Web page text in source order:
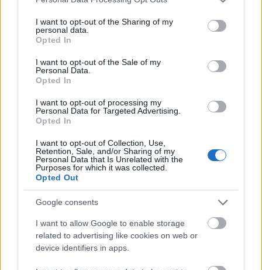
not limited to your visit or usage behaviour. You may click to
grant or deny consent to Google and its third-party tags to
use your data for below specified purposes in below Google
consent section.
I want to opt-out of the Sharing of my
personal data.
Opted In
I want to opt-out of the Sale of my
Personal Data.
Opted In
I want to opt-out of processing my
Personal Data for Targeted Advertising.
Opted In
I want to opt-out of Collection, Use,
Retention, Sale, and/or Sharing of my
Personal Data that Is Unrelated with the
Purposes for which it was collected.
Opted Out
Google consents
I want to allow Google to enable storage
related to advertising like cookies on web or
device identifiers in apps.
demográfiai csoportot, amely a pekingi döntéshozók...
Japán sebességre kapcsol –
A gyorsvasút forradalma
BY:NEMETHVIKTOR20022026. JÚL 06.
Japán leghíresebb találmánya a gyorsvasút. Kevesen